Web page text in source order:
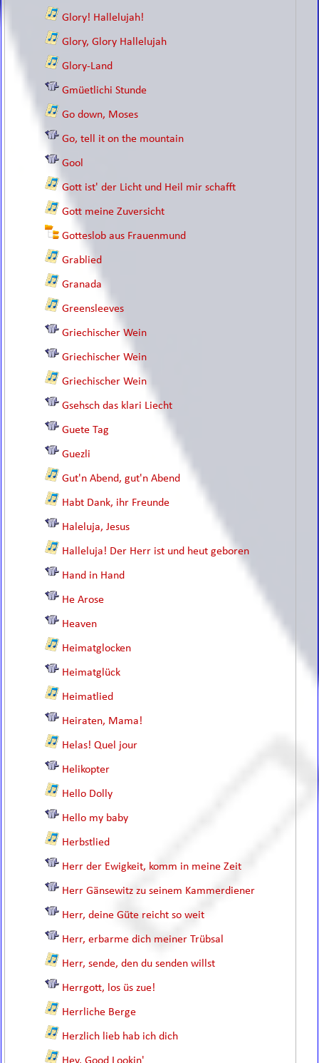
Glory! Hallelujah!
Glory, Glory Hallelujah
Glory-Land
Gmüetlichi Stunde
Go down, Moses
Go, tell it on the mountain
Gool
Gott ist' der Licht und Heil mir schafft
Gott meine Zuversicht
Gotteslob aus Frauenmund
Grablied
Granada
Greensleeves
Griechischer Wein
Griechischer Wein
Griechischer Wein
Gsehsch das klari Liecht
Guete Tag
Guezli
Gut'n Abend, gut'n Abend
Habt Dank, ihr Freunde
Haleluja, Jesus
Halleluja! Der Herr ist und heut geboren
Hand in Hand
He Arose
Heaven
Heimatglocken
Heimatglück
Heimatlied
Heiraten, Mama!
Helas! Quel jour
Helikopter
Hello Dolly
Hello my baby
Herbstlied
Herr der Ewigkeit, komm in meine Zeit
Herr Gänsewitz zu seinem Kammerdiener
Herr, deine Güte reicht so weit
Herr, erbarme dich meiner Trübsal
Herr, sende, den du senden willst
Herrgott, los üs zue!
Herrliche Berge
Herzlich lieb hab ich dich